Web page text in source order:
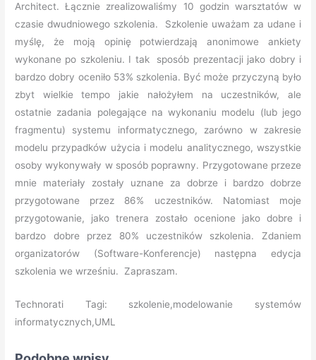
Architect. Łącznie zrealizowaliśmy 10 godzin warsztatów w
czasie dwudniowego szkolenia. Szkolenie uważam za udane i
myślę, że moją opinię potwierdzają anonimowe ankiety
wykonane po szkoleniu. I tak sposób prezentacji jako dobry i
bardzo dobry oceniło 53% szkolenia. Być może przyczyną było
zbyt wielkie tempo jakie nałożyłem na uczestników, ale
ostatnie zadania polegające na wykonaniu modelu (lub jego
fragmentu) systemu informatycznego, zarówno w zakresie
modelu przypadków użycia i modelu analitycznego, wszystkie
osoby wykonywały w sposób poprawny. Przygotowane przeze
mnie materiały zostały uznane za dobrze i bardzo dobrze
przygotowane przez 86% uczestników. Natomiast moje
przygotowanie, jako trenera zostało ocenione jako dobre i
bardzo dobre przez 80% uczestników szkolenia. Zdaniem
organizatorów (Software-Konferencje) następna edycja
szkolenia we wrześniu. Zapraszam.
Technorati Tagi: szkolenie,modelowanie systemów
informatycznych,UML